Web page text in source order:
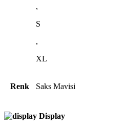
,
S
,
XL
Renk Saks Mavisi
Display